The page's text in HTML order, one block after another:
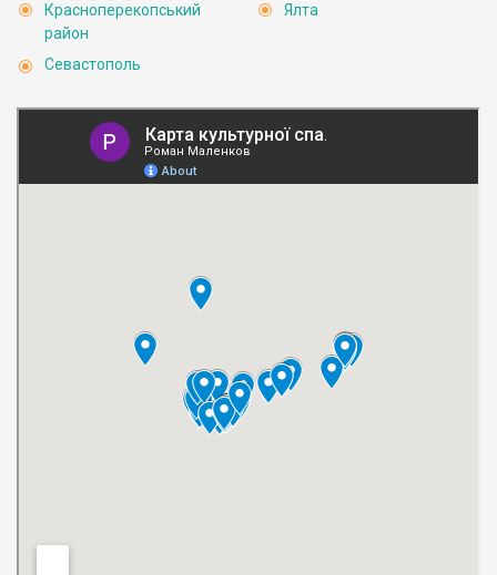
Красноперекопський
район
Севастополь
Ялта